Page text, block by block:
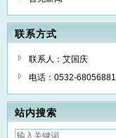
联系方式
联系人：艾国庆
电话：0532-68056881
站内搜索